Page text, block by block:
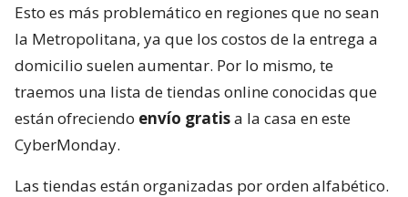
Esto es más problemático en regiones que no sean
la Metropolitana, ya que los costos de la entrega a
domicilio suelen aumentar. Por lo mismo, te
traemos una lista de tiendas online conocidas que
están ofreciendo envío gratisa la casa en este
CyberMonday.
Las tiendas están organizadas por orden alfabético.